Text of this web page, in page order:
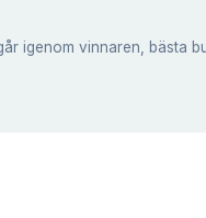
igenom vinnaren, bästa